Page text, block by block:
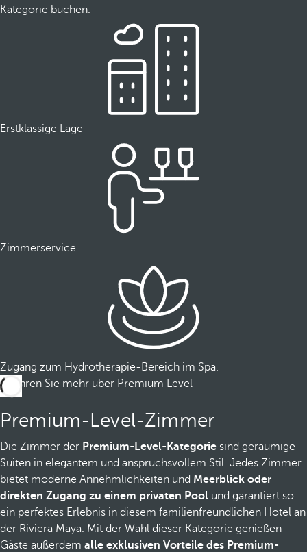
Kategorie buchen.
Erstklassige Lage
Zimmerservice
Zugang zum Hydrotherapie-Bereich im Spa.
Erfahren Sie mehr über Premium Level
Premium-Level-Zimmer
Die Zimmer der Premium-Level-Kategorie sind geräumige
Suiten in elegantem und anspruchsvollem Stil. Jedes Zimmer
bietet moderne Annehmlichkeiten und Meerblick oder
direkten Zugang zu einem privaten Pool und garantiert so
ein perfektes Erlebnis in diesem familienfreundlichen Hotel an
der Riviera Maya. Mit der Wahl dieser Kategorie genießen
Gäste außerdem alle exklusiven Vorteile des Premium-